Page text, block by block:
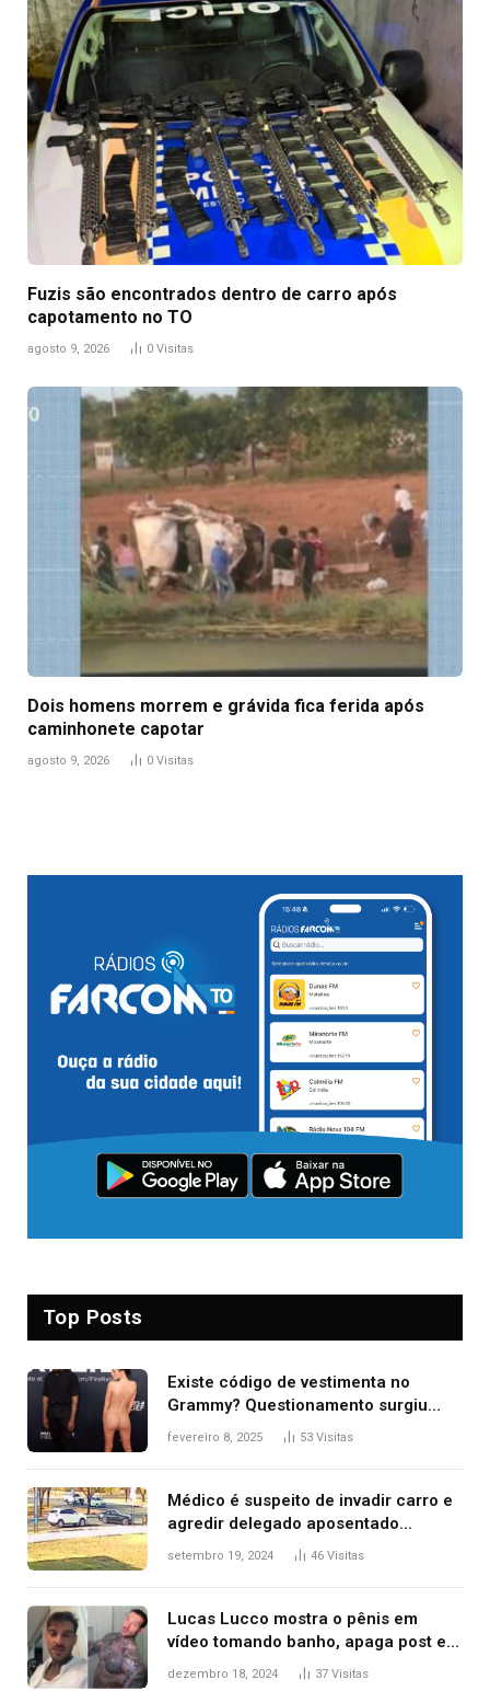
Fuzis são encontrados dentro de carro após
capotamento no TO
agosto 9, 2026 0 Visitas
Dois homens morrem e grávida fica ferida após
caminhonete capotar
agosto 9, 2026 0 Visitas
Top Posts
Existe código de vestimenta no
Grammy? Questionamento surgiu
após Bianca Censori, mulher de
fevereiro 8, 2025 53 Visitas
Médico é suspeito de invadir carro e
agredir delegado aposentado
durante confusão no trânsito
setembro 19, 2024 46 Visitas
Lucas Lucco mostra o pênis em
vídeo tomando banho, apaga post e
diz ‘foi mal’
dezembro 18, 2024 37 Visitas